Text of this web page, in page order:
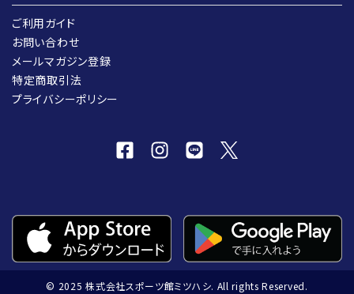
ご利用ガイド
お問い合わせ
メールマガジン登録
特定商取引法
プライバシーポリシー
© 2025 株式会社スポーツ館ミツハシ. All rights Reserved.